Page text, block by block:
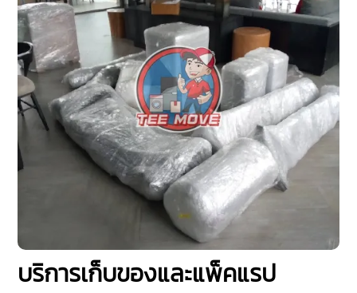
บริการเก็บของและแพ็คแรป